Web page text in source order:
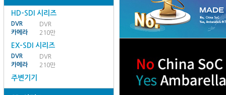
HD-SDI 시리즈
DVR
DVR
카메라
210만
EX-SDI 시리즈
DVR
DVR
카메라
210만
주변기기